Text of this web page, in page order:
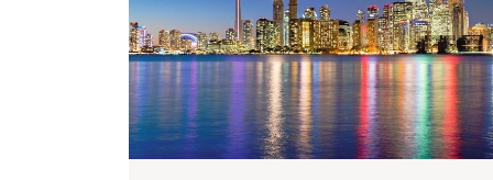
Herzlichen Dank für Ihre
mit. Wir prüfen die
Traumreise.
Persönliche Daten